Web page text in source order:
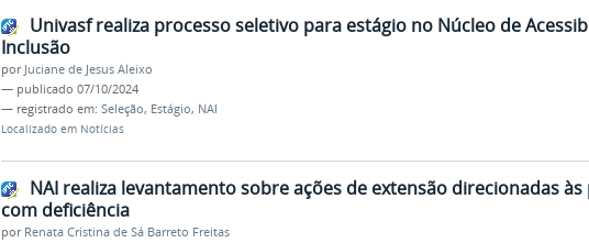
Univasf realiza processo seletivo para estágio no Núcleo de
Inclusão
por Juciane de Jesus Aleixo
— publicado 07/10/2024
— registrado em: Seleção, Estágio, NAI
Localizado em Notícias
NAI realiza levantamento sobre ações de extensão direcionadas às
com deficiência
por Renata Cristina de Sá Barreto Freitas